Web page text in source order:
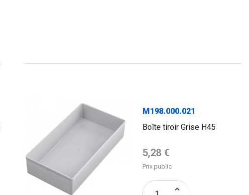
M198.000.021
Boîte tiroir Grise H45
Prix de base
5,28 €
Prix public
keyboard_arrow_up